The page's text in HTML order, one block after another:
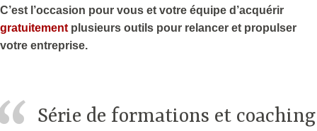
C’est l’occasion pour vous et votre équipe d’acquérir
gratuitement plusieurs outils pour relancer et propulser
votre entreprise.
Série de formations et coaching